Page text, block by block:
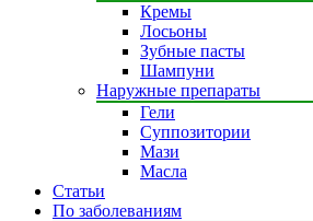
Кремы
Лосьоны
Зубные пасты
Шампуни
Наружные препараты
Гели
Суппозитории
Мази
Масла
Статьи
По заболеваниям